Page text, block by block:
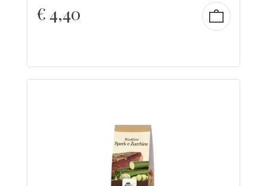
€4,40